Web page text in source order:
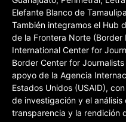
Elefante Blanco de
También integramos el Hub
de la Frontera Norte
International Center for
Border Center for
apoyo de la Agencia
Estados Unidos (USAID),
de investigación y el
transparencia y la rendición